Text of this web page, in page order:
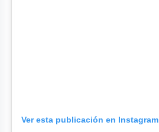
Ver esta publicación en Instagram